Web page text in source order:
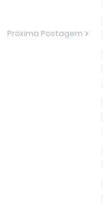
Próxima Postagem